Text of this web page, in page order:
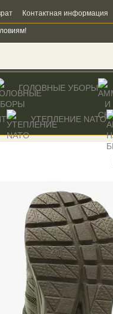
Контактная информация
ГОЛОВНЫЕ УБОРЫ
УТЕПЛЕНИЕ NATO